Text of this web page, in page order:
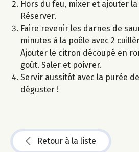
Hors du feu, mixer et ajouter
Réserver.
Faire revenir les darnes de
minutes à la poêle avec 2
Ajouter le citron découpé en
goût. Saler et poivrer.
Servir aussitôt avec la purée
déguster !
Retour à la liste